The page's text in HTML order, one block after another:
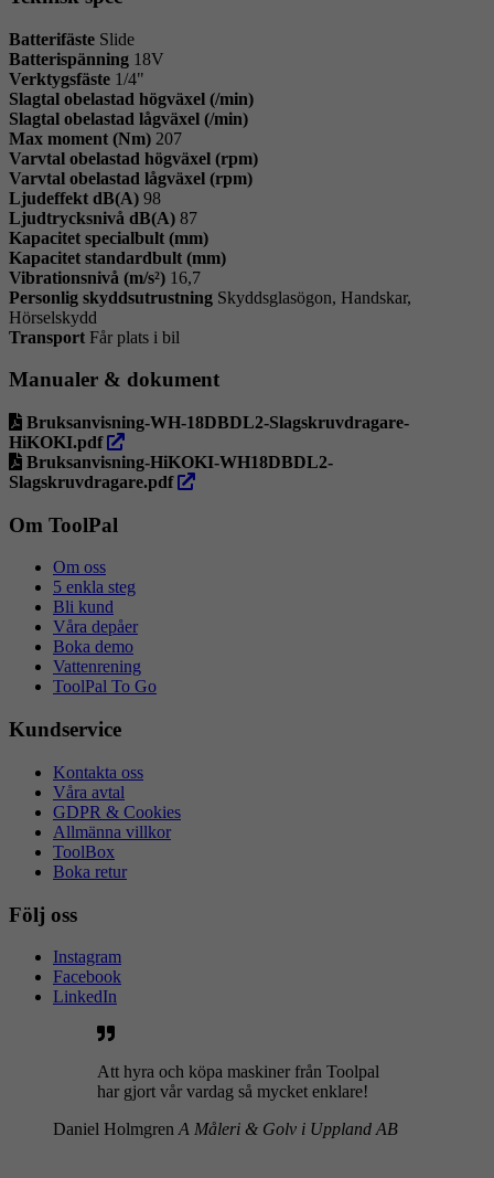
Batterifäste Slide
Batterispänning 18V
Verktygsfäste 1/4"
Slagtal obelastad högväxel (/min)
Slagtal obelastad lågväxel (/min)
Max moment (Nm) 207
Varvtal obelastad högväxel (rpm)
Varvtal obelastad lågväxel (rpm)
Ljudeffekt dB(A) 98
Ljudtrycksnivå dB(A) 87
Kapacitet specialbult (mm)
Kapacitet standardbult (mm)
Vibrationsnivå (m/s²) 16,7
Personlig skyddsutrustning Skyddsglasögon, Handskar,
Hörselskydd
Transport Får plats i bil
Manualer & dokument
Bruksanvisning-WH-18DBDL2-Slagskruvdragare-
HiKOKI.pdf öppna
i
ny
Bruksanvisning-HiKOKI-WH18DBDL2-
Slagskruvdragare.pdf öppna
Om ToolPal
Om oss
5 enkla steg
Bli kund
Våra depåer
Boka demo
Vattenrening
ToolPal To Go
Kundservice
Kontakta oss
Våra avtal
GDPR & Cookies
Allmänna villkor
ToolBox
Boka retur
Följ oss
Instagram
Facebook
LinkedIn
Att hyra och köpa maskiner från Toolpal
har gjort vår vardag så mycket enklare!
Daniel Holmgren A Måleri & Golv i Uppland AB